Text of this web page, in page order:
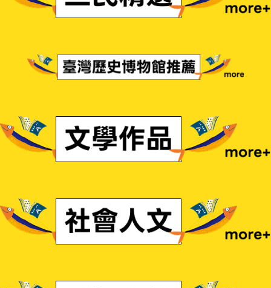
臺灣歷史博物館推薦
文學作品
社會人文